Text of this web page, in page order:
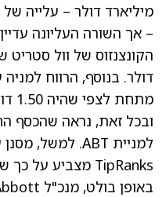
– אך השורה העליונה
מתחת לצפי שהיה 1.50 דולר.
ובכל זאת, נראה שהכסף
למניית ABT. למשל,
מסנן
TipRanks